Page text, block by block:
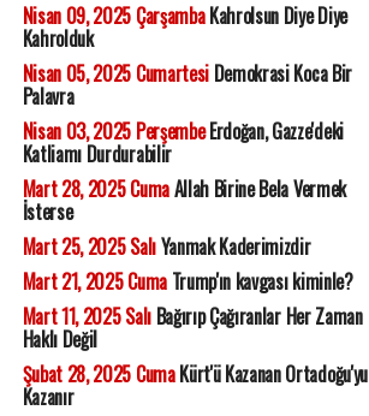
Nisan 09, 2025 ÇarşambaKahrolsun Diye Diye
Kahrolduk
Nisan 05, 2025 CumartesiDemokrasi Koca Bir
Palavra
Nisan 03, 2025 PerşembeErdoğan, Gazze'deki
Katliamı Durdurabilir
Mart 28, 2025 CumaAllah Birine Bela Vermek
İsterse
Mart 25, 2025 SalıYanmak Kaderimizdir
Mart 21, 2025 CumaTrump'ın kavgası kiminle?
Mart 11, 2025 SalıBağırıp Çağıranlar Her Zaman
Haklı Değil
Şubat 28, 2025 CumaKürt'ü Kazanan Ortadoğu'yu
Kazanır